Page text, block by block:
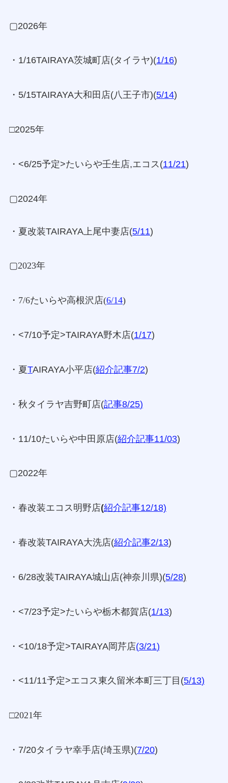
▢2026年
・1/16TAIRAYA茨城町店(タイラヤ)(1/16)
・5/15TAIRAYA大和田店(八王子市)(5/14)
□2025年
・<6/25予定>たいらや壬生店,エコス(11/21)
▢2024年
・夏改装TAIRAYA上尾中妻店(5/11)
▢2023年
・7/6たいらや高根沢店(6/14)
・<7/10予定>TAIRAYA野木店(1/17)
・夏TAIRAYA小平店(紹介記事7/2)
・秋タイラヤ吉野町店(記事8/25)
・11/10たいらや中田原店(紹介記事11/03)
▢2022年
・春改装エコス明野店(紹介記事12/18)
・春改装TAIRAYA大洗店(紹介記事2/13)
・6/28改装TAIRAYA城山店(神奈川県)(5/28)
・<7/23予定>たいらや栃木都賀店(1/13)
・<10/18予定>TAIRAYA岡芹店(3/21)
・<11/11予定>エコス東久留米本町三丁目(5/13)
□2021年
・7/20タイラヤ幸手店(埼玉県)(7/20)